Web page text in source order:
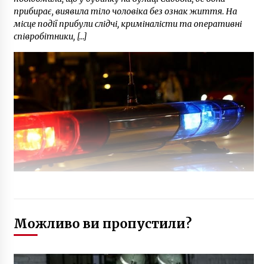
прибирає, виявила тіло чоловіка без ознак життя. На
місце події прибули слідчі, криміналісти та оперативні
співробітники, […]
Можливо ви пропустили?